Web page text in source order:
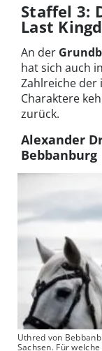
Staffel 3:
Last
An der
hat sich auch
Zahlreiche der
Charaktere
zurück.
Alexander
Bebbanburg
Uthred von
Sachsen. Für